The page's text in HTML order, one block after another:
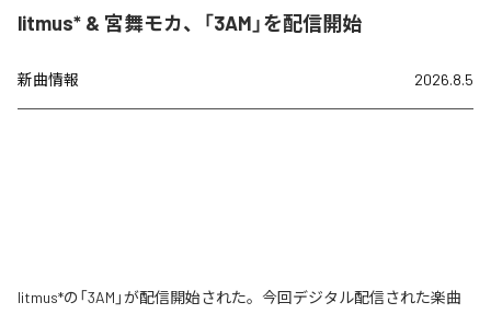
litmus* & 宮舞モカ、「3AM」を配信開始
新曲情報 2026.8.5
litmus*の「3AM」が配信開始された。今回デジタル配信された楽曲